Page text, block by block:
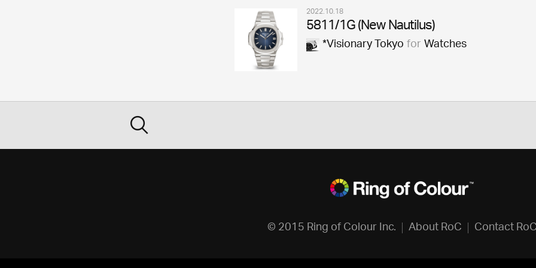
2022.10.18
5811/1G (New Nautilus)
*Visionary TokyoforWatches
© 2015 Ring of Colour Inc. About RoC Contact